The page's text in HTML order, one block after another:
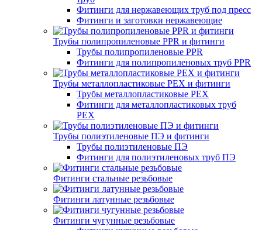
Фитинги для нержавеющих труб под пресс
Фитинги и заготовки нержавеющие
Трубы полипропиленовые PPR и фитинги
Трубы полипропиленовые PPR
Фитинги для полипропиленовых труб PPR
Трубы металлопластиковые PEX и фитинги
Трубы металлопластиковые PEX
Фитинги для металлопластиковых труб
PEX
Трубы полиэтиленовые ПЭ и фитинги
Трубы полиэтиленовые ПЭ
Фитинги для полиэтиленовых труб ПЭ
Фитинги стальные резьбовые
Фитинги латунные резьбовые
Фитинги чугунные резьбовые